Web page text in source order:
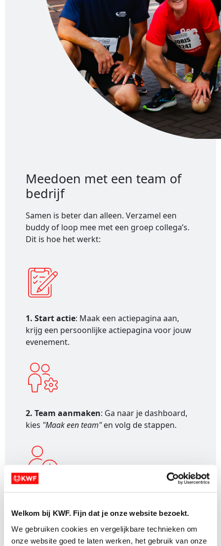
Welkom bij KWF. Fijn dat je onze website bezoekt.
We gebruiken cookies en vergelijkbare technieken om
onze website goed te laten werken, het gebruik van onze
Meedoen met een team of
bedrijf
Samen is beter dan alleen. Verzamel een
buddy of loop mee met een groep collega’s.
Dit is hoe het werkt:
1. Start actie: Maak een actiepagina aan,
krijg een persoonlijke actiepagina voor jouw
evenement.
2. Team aanmaken: Ga naar je dashboard,
kies "Maak een team"en volg de stappen.
3. Teamleden uitnodigen: Stuur de unieke
uitnodigingslink naar je teamleden.